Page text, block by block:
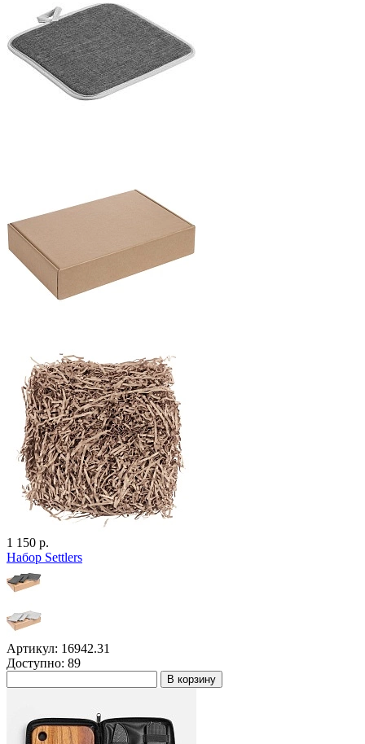
1 150 р.
Набор Settlers
Артикул: 16942.31
Доступно: 89
В корзину